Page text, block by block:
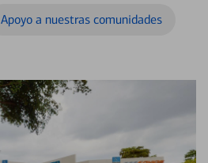
Apoyo a nuestras comunidades